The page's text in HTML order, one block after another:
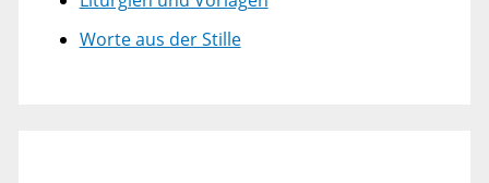
Worte aus der Stille